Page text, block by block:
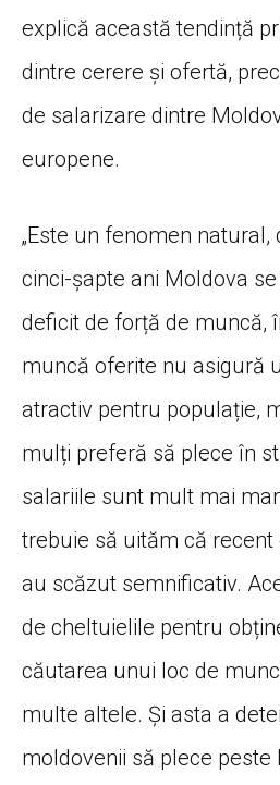
explică această tendință
dintre cerere și ofertă,
de salarizare dintre
europene.
„Este un fenomen
cinci-șapte ani Moldova
deficit de forță de muncă,
muncă oferite nu asigură
atractiv pentru populație,
mulți preferă să plece în
salariile sunt mult mai
trebuie să uităm că
au scăzut semnificativ.
de cheltuielile pentru
căutarea unui loc de
multe altele. Și asta a
moldovenii să plece peste